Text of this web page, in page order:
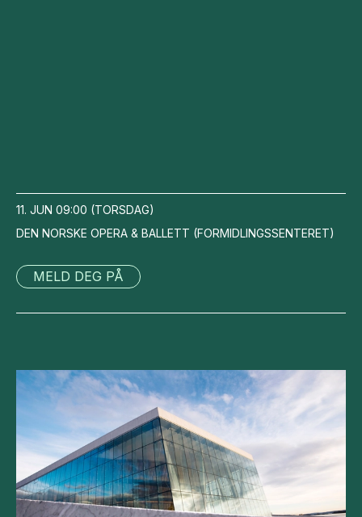
11. JUN 09:00 (TORSDAG)
DEN NORSKE OPERA & BALLETT (FORMIDLINGSSENTERET)
MELD DEG PÅ